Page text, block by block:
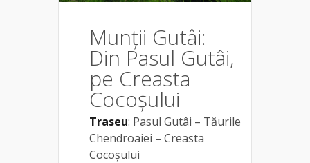
Munții Gutâi:
Din Pasul Gutâi,
pe Creasta
Cocoșului
Traseu: Pasul Gutâi – Tăurile
Chendroaiei – Creasta
Cocoșului